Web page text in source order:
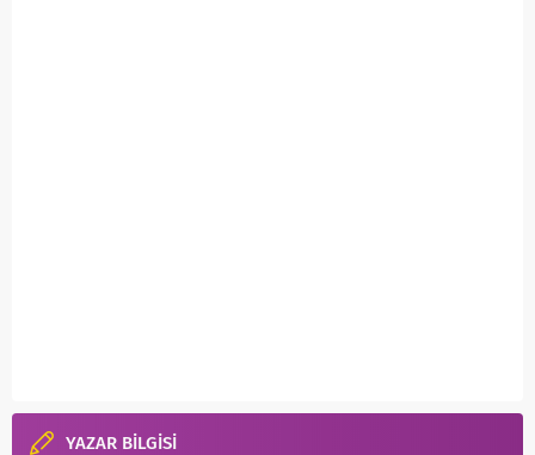
YAZAR BİLGİSİ